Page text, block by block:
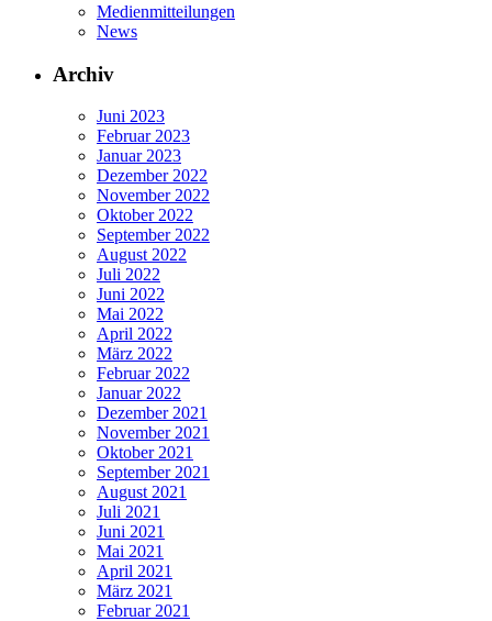
Medienmitteilungen
News
Archiv
Juni 2023
Februar 2023
Januar 2023
Dezember 2022
November 2022
Oktober 2022
September 2022
August 2022
Juli 2022
Juni 2022
Mai 2022
April 2022
März 2022
Februar 2022
Januar 2022
Dezember 2021
November 2021
Oktober 2021
September 2021
August 2021
Juli 2021
Juni 2021
Mai 2021
April 2021
März 2021
Februar 2021